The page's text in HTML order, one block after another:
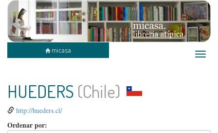
Toggle
micasa
HUEDERS (Chile)
http://hueders.cl/
Ordenar por: